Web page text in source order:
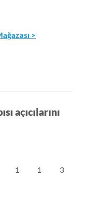
>
açıcılarını
1 1 3